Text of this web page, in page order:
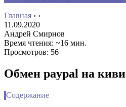
Главная › ›
11.09.2020
Андрей Смирнов
Время чтения: ~16 мин.
Просмотров: 56
Обмен paypal на киви
Содержание